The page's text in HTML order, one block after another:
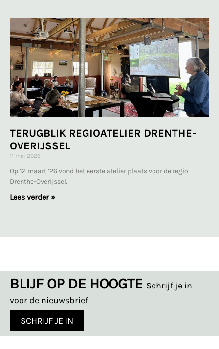
TERUGBLIK REGIOATELIER DRENTHE-
OVERIJSSEL
11 mei 2026
Op 12 maart ’26 vond het eerste atelier plaats voor de regio
Drenthe-Overijssel.
Lees verder »
BLIJF OP DE HOOGTE Schrijf je in
voor de nieuwsbrief
SCHRIJF JE IN